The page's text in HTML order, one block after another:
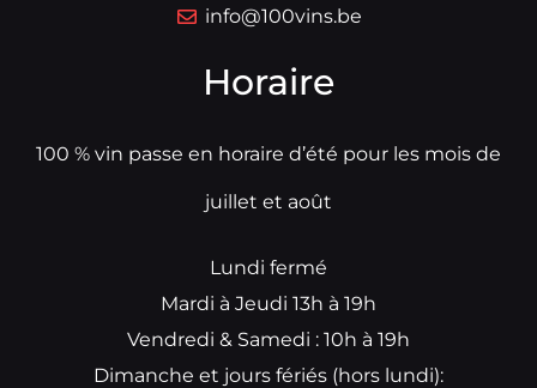
info@100vins.be
Horaire
100 % vin passe en horaire d’été pour les mois de
juillet et août
Lundi fermé
Mardi à Jeudi 13h à 19h
Vendredi & Samedi : 10h à 19h
Dimanche et jours fériés (hors lundi):